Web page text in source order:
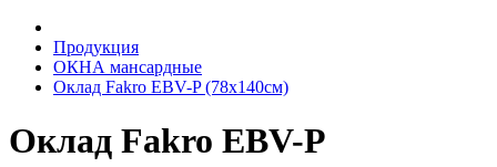
Продукция
ОКНА мансардные
Оклад Fakro EBV-P (78x140см)
Оклад Fakro EBV-P